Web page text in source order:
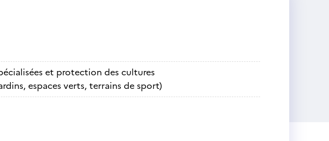
et protection des cultures
espaces verts, terrains de sport)